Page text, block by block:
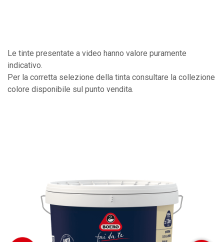
Le tinte presentate a video hanno valore puramente
indicativo.
Per la corretta selezione della tinta consultare la collezione
colore disponibile sul punto vendita.